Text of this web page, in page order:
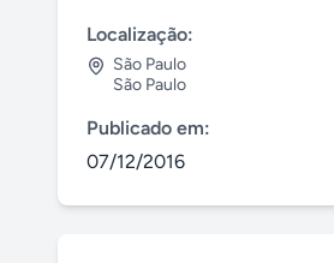
Localização:
São Paulo
São Paulo
Publicado em:
07/12/2016